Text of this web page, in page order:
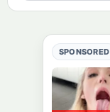
SPONSORED